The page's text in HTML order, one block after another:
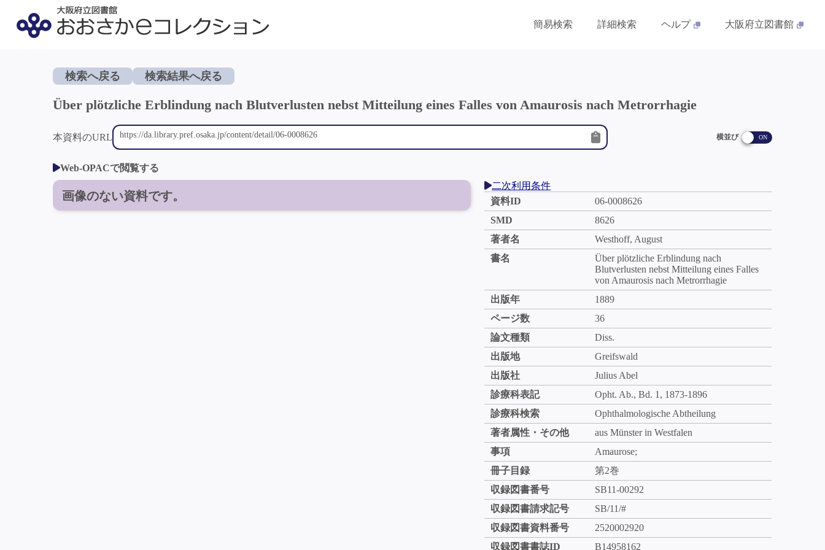
簡易検索 詳細検索 ヘルプ 大阪府立図書館
検索へ戻る 検索結果へ戻る
Über plötzliche Erblindung nach Blutverlusten nebst Mitteilung eines Falles von Amaurosis nach Metrorrhagie
本資料のURL 横並び
Web-OPACで閲覧する
画像のない資料です。
二次利用条件
資料ID
06-0008626
SMD
8626
著者名
Westhoff, August
書名
Über plötzliche Erblindung nach
Blutverlusten nebst Mitteilung eines Falles
von Amaurosis nach Metrorrhagie
出版年
1889
ページ数
36
論文種類
Diss.
出版地
Greifswald
出版社
Julius Abel
診療科表記
Opht. Ab., Bd. 1, 1873-1896
診療科検索
Ophthalmologische Abtheilung
著者属性・その他
aus Münster in Westfalen
事項
Amaurose;
冊子目録
第2巻
収録図書番号
SB11-00292
収録図書請求記号
SB/11/#
収録図書資料番号
2520002920
収録図書書誌ID
B14958162